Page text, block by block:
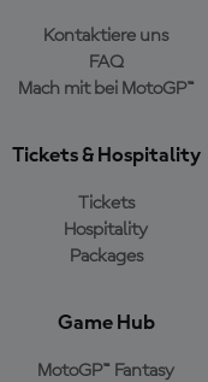
Kontaktiere uns
FAQ
Mach mit bei MotoGP™
Tickets & Hospitality
Tickets
Hospitality
Packages
Game Hub
MotoGP™ Fantasy